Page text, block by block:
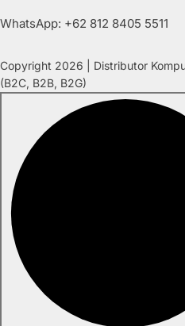
WhatsApp: +62 812 8405 5511
Copyright 2026 | Distributor
(B2C, B2B, B2G)